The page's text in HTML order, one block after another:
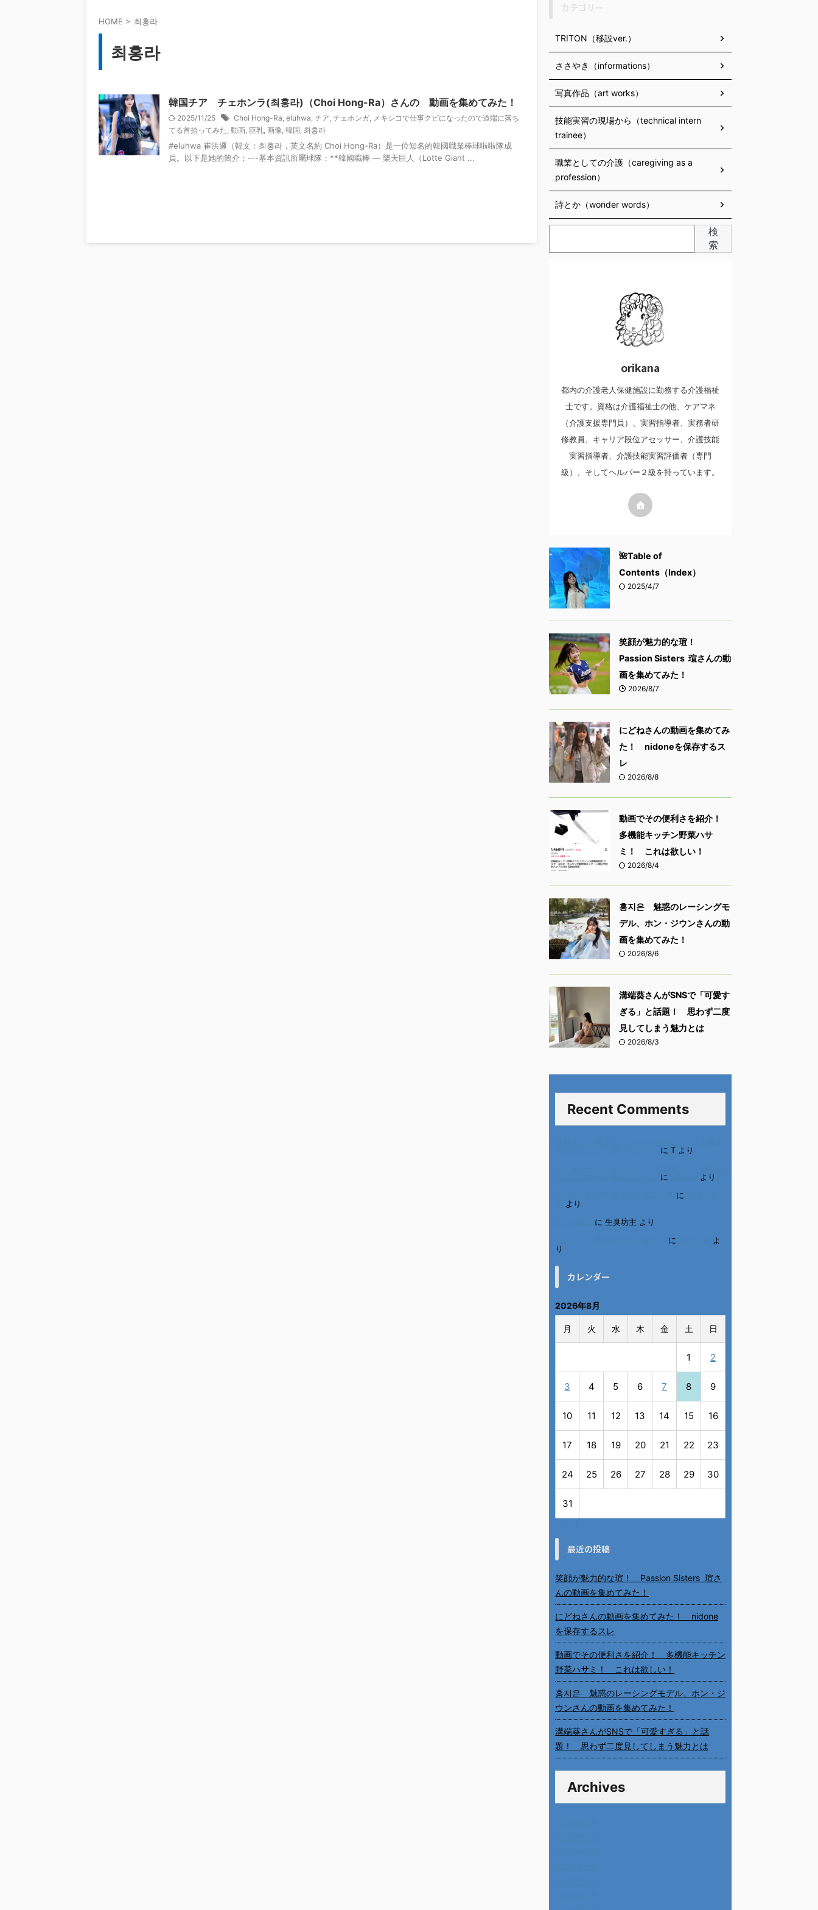
HOME > 최홍라
최홍라
韓国チア チェホンラ(최홍라)（Choi Hong-Ra）さんの゙動画を集めてみた！
2025/11/25 Choi Hong-Ra, eluhwa, チア, チェホンガ, メキシコで仕事クビになったので道端に落ち
てる首拾ってみた, 動画, 巨乳, 画像, 韓国, 최홍라
#eluhwa 崔洪邏（韓文：최홍라，英文名約 Choi Hong-Ra）是一位知名的韓國職業棒球啦啦隊成
員。以下是她的簡介：---基本資訊所屬球隊：**韓國職棒 — 樂天巨人（Lotte Giant ...
TRITON（移設ver.）
ささやき（informations）
写真作品（art works）
技能実習の現場から（technical intern
trainee）
職業としての介護（caregiving as a
profession）
詩とか（wonder words）
検
索
orikana
都内の介護老人保健施設に勤務する介護福祉
士です。資格は介護福祉士の他、ケアマネ
（介護支援専門員）、実習指導者、実務者研
修教員、キャリア段位アセッサー、介護技能
実習指導者、介護技能実習評価者（専門
級）、そしてヘルパー２級を持っています。
🌺Table of
Contents（Index）
2025/4/7
笑顔が魅力的な瑄！
Passion Sisters 瑄さんの動
画を集めてみた！
2026/8/7
にどねさんの動画を集めてみ
た！ nidoneを保存するス
レ
2026/8/8
動画でその便利さを紹介！
多機能キッチン野菜ハサ
ミ！ これは欲しい！
2026/8/4
홍지은 魅惑のレーシングモ
デル、ホン・ジウンさんの動
画を集めてみた！
2026/8/6
溝端葵さんがSNSで「可愛す
ぎる」と話題！ 思わず二度
見してしまう魅力とは
2026/8/3
Recent Comments
に T より
に
より
に
より
に 生臭坊主 より
に
よ
り
カレンダー
2026年8月
月 火 水 木 金 土 日
1 2
3 4 5 6 7 8 9
10 11 12 13 14 15 16
17 18 19 20 21 22 23
24 25 26 27 28 29 30
31
最近の投稿
笑顔が魅力的な瑄！ Passion Sisters 瑄さ
んの動画を集めてみた！
にどねさんの動画を集めてみた！ nidone
を保存するスレ
動画でその便利さを紹介！ 多機能キッチン
野菜ハサミ！ これは欲しい！
홍지은 魅惑のレーシングモデル、ホン・ジ
ウンさんの動画を集めてみた！
溝端葵さんがSNSで「可愛すぎる」と話
題！ 思わず二度見してしまう魅力とは
Archives